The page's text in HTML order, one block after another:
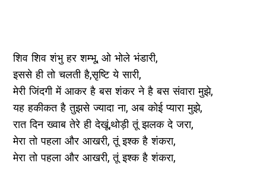
शिव शिव शंभु हर शम्भू, ओ भोले भंडारी,
इससे ही तो चलती है,सृष्टि ये सारी,
मेरी जिंदगी में आकर है बस शंकर ने है बस संवारा मुझे,
यह हकीकत है तुझसे ज्यादा ना, अब कोई प्यारा मुझे,
रात दिन ख्वाब तेरे ही देखूं,थोड़ी तूं झलक दे जरा,
मेरा तो पहला और आखरी, तूं इश्क है शंकरा,
मेरा तो पहला और आखरी, तूं इश्क है शंकरा,